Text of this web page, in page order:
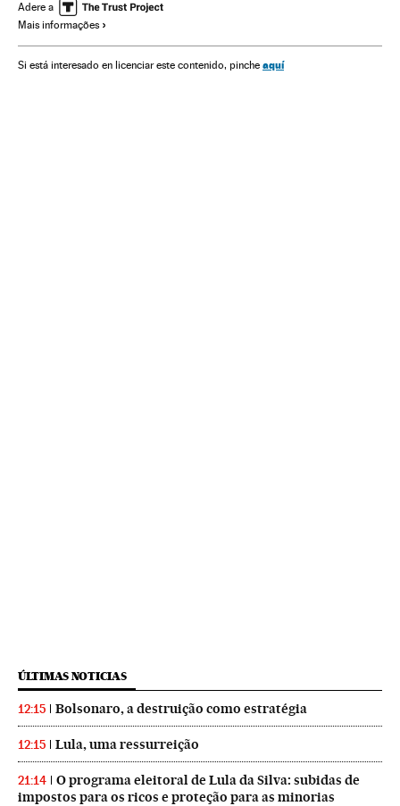
Recessão econômica Conjuntura econômica
Adere a
Mais informações
Si está interesado en licenciar este contenido, pinche aquí
ÚLTIMAS NOTICIAS
12:15 Bolsonaro, a destruição como estratégia
12:15 Lula, uma ressurreição
21:14
O programa eleitoral de Lula da Silva: subidas de
impostos para os ricos e proteção para as minorias